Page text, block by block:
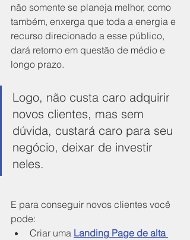
não somente se planeja melhor, como
também, enxerga que toda a energia e
recurso direcionado a esse público,
dará retorno em questão de médio e
longo prazo.
Logo, não custa caro adquirir
novos clientes, mas sem
dúvida, custará caro para seu
negócio, deixar de investir
neles.
E para conseguir novos clientes você
pode:
Criar uma Landing Page de alta